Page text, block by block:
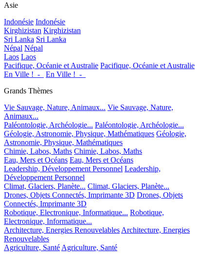
Asie
Indonésie Indonésie
Kirghizistan Kirghizistan
Sri Lanka Sri Lanka
Népal Népal
Laos Laos
Pacifique, Océanie et Australie Pacifique, Océanie et Australie
En Ville !_-_
En Ville !_-_
Grands Thèmes
Vie Sauvage, Nature, Animaux... Vie Sauvage, Nature,
Animaux...
Paléontologie, Archéologie... Paléontologie, Archéologie...
Géologie, Astronomie, Physique, Mathématiques Géologie,
Astronomie, Physique, Mathématiques
Chimie, Labos, Maths Chimie, Labos, Maths
Eau, Mers et Océans Eau, Mers et Océans
Leadership, Développement Personnel Leadership,
Développement Personnel
Climat, Glaciers, Planète... Climat, Glaciers, Planète...
Drones, Objets Connectés, Imprimante 3D Drones, Objets
Connectés, Imprimante 3D
Robotique, Electronique, Informatique... Robotique,
Electronique, Informatique...
Architecture, Energies Renouvelables Architecture, Energies
Renouvelables
Agriculture, Santé Agriculture, Santé